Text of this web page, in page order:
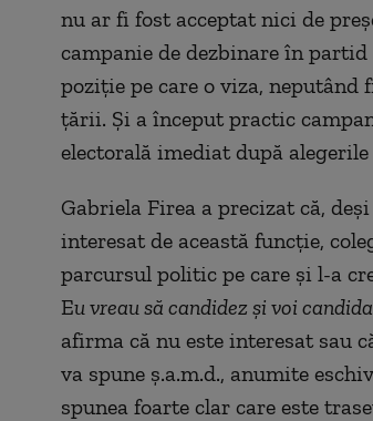
nu ar fi fost acceptat nici de
campanie de dezbinare în
poziţie pe care o viza,
ţării. Şi a început practic
electorală imediat după
Gabriela Firea a precizat că,
interesat de această funcţie,
parcursul politic pe care şi l-a
Eu vreau să candidez şi voi
afirma că nu este interesat sau
va spune ş.a.m.d., anumite
spunea foarte clar care este